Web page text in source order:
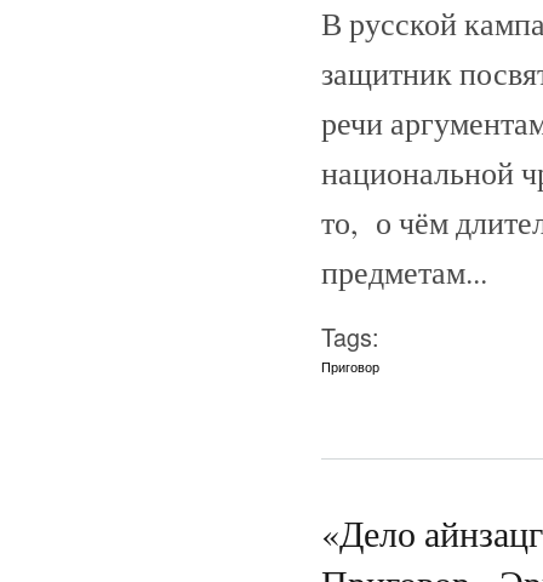
В русской
защитник
речи
национальной
то, о чём
предметам...
Tags:
Приговор
«Дело